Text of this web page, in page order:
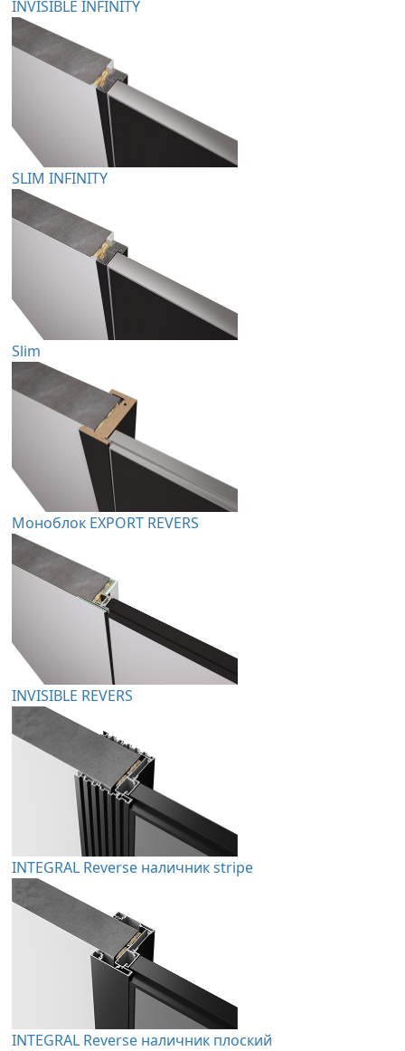
INVISIBLE INFINITY
SLIM INFINITY
Slim
Моноблок EXPORT REVERS
INVISIBLE REVERS
INTEGRAL Reverse наличник stripe
INTEGRAL Reverse наличник плоский